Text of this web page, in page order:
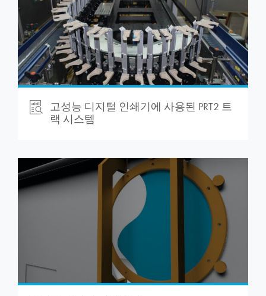
고성능 디지털 인쇄기에 사용된 PRT2 트
랙 시스템